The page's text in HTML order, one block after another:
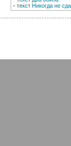
- текст Никогда не